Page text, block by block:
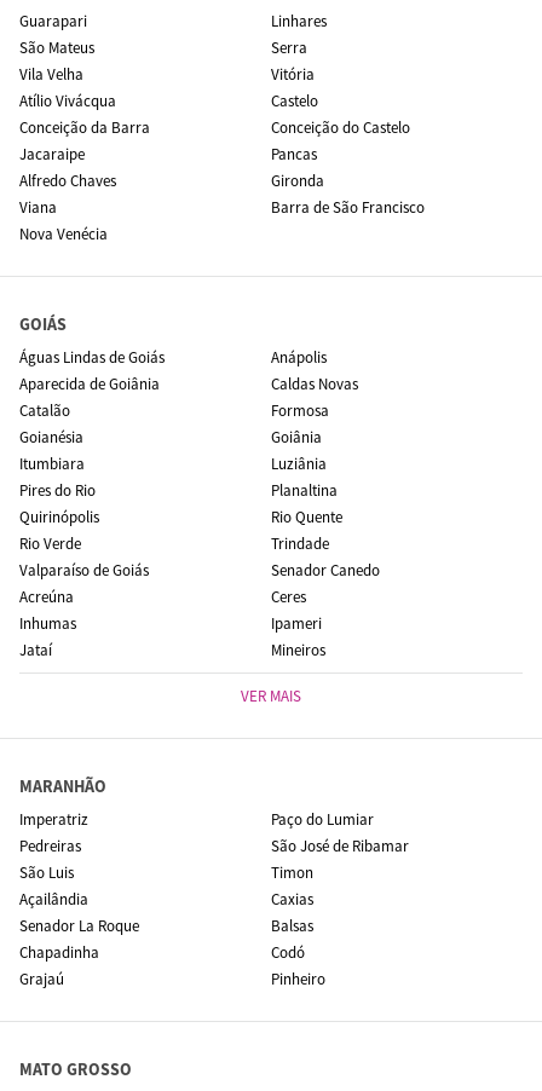
Guarapari
Linhares
São Mateus
Serra
Vila Velha
Vitória
Atílio Vivácqua
Castelo
Conceição da Barra
Conceição do Castelo
Jacaraipe
Pancas
Alfredo Chaves
Gironda
Viana
Barra de São Francisco
Nova Venécia
GOIÁS
Águas Lindas de Goiás
Anápolis
Aparecida de Goiânia
Caldas Novas
Catalão
Formosa
Goianésia
Goiânia
Itumbiara
Luziânia
Pires do Rio
Planaltina
Quirinópolis
Rio Quente
Rio Verde
Trindade
Valparaíso de Goiás
Senador Canedo
Acreúna
Ceres
Inhumas
Ipameri
Jataí
Mineiros
VER MAIS
MARANHÃO
Imperatriz
Paço do Lumiar
Pedreiras
São José de Ribamar
São Luis
Timon
Açailândia
Caxias
Senador La Roque
Balsas
Chapadinha
Codó
Grajaú
Pinheiro
MATO GROSSO